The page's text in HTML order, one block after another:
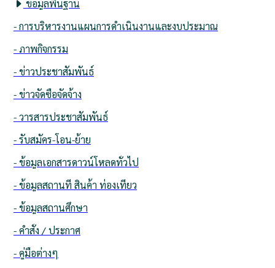
ข้อมูลพื้นฐาน
- การบริหารงานแผนการดำเนินงานและงบประมาณ
- ภาพกิจกรรม
- ข่าวประชาสัมพันธ์
- ข่าวจัดซื้อจัดจ้าง
- วารสารประชาสัมพันธ์
- รับสมัคร-โอน-ย้าย
- ข้อมูลเอกสารดาวน์โหลดทั่วไป
- ข้อมูลสถานที่ สินค้า ท่องเที่ยว
- ข้อมูลสถานศึกษา
- คำสั่ง / ประกาศ
- คู่มือต่างๆ